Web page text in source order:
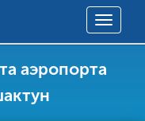
Toggle
аэропорта